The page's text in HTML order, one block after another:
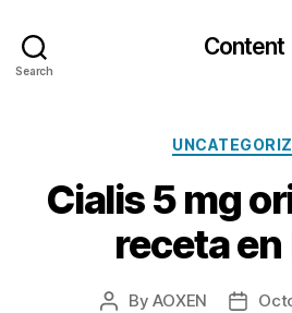
Search
Content
Cialis 5 mg
receta en
PostByAOXEN
Post